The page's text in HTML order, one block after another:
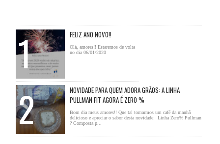
FELIZ ANO NOVO!!
Olá, amores!! Estaremos de volta
no dia 06/01/2020
NOVIDADE PARA QUEM ADORA GRÃOS: A LINHA
PULLMAN FIT AGORA É ZERO %
Bom dia meus amores!! Que tal tomarmos um café da manhã
delicioso e apreciar o sabor desta novidade: Linha Zero% Pullman
? Composta p...